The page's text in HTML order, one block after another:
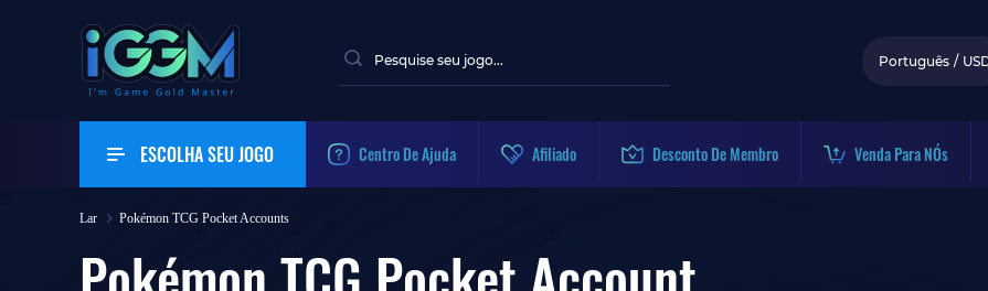
Português /
ESCOLHA SEU JOGO Centro De Ajuda Afiliado Desconto De Membro Venda Para NÓs
Lar Pokémon TCG Pocket Accounts